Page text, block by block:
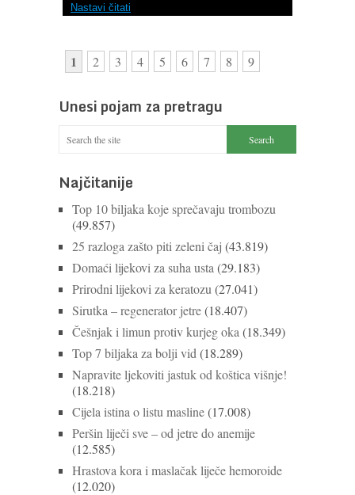
Nastavi čitati
1 2 3 4 5 6 7 8 9
Unesi pojam za pretragu
Najčitanije
Top 10 biljaka koje sprečavaju trombozu
(49.857)
25 razloga zašto piti zeleni čaj (43.819)
Domaći lijekovi za suha usta (29.183)
Prirodni lijekovi za keratozu (27.041)
Sirutka – regenerator jetre(18.407)
Češnjak i limun protiv kurjeg oka (18.349)
Top 7 biljaka za bolji vid (18.289)
Napravite ljekoviti jastuk od koštica višnje!
(18.218)
Cijela istina o listu masline(17.008)
Peršin liječi sve – od jetre do anemije
(12.585)
Hrastova kora i maslačak liječe hemoroide
(12.020)